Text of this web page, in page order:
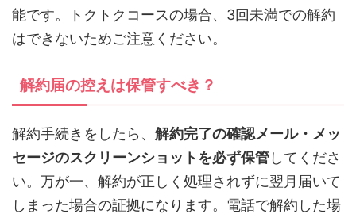
能です。トクトクコースの場合、3回未満での解約
はできないためご注意ください。
解約届の控えは保管すべき？
解約手続きをしたら、 解約完了の確認メール・メッ
セージのスクリーンショットを必ず保管してくださ
い。万が一、解約が正しく処理されずに翌月届いて
しまった場合の証拠になります。電話で解約した場